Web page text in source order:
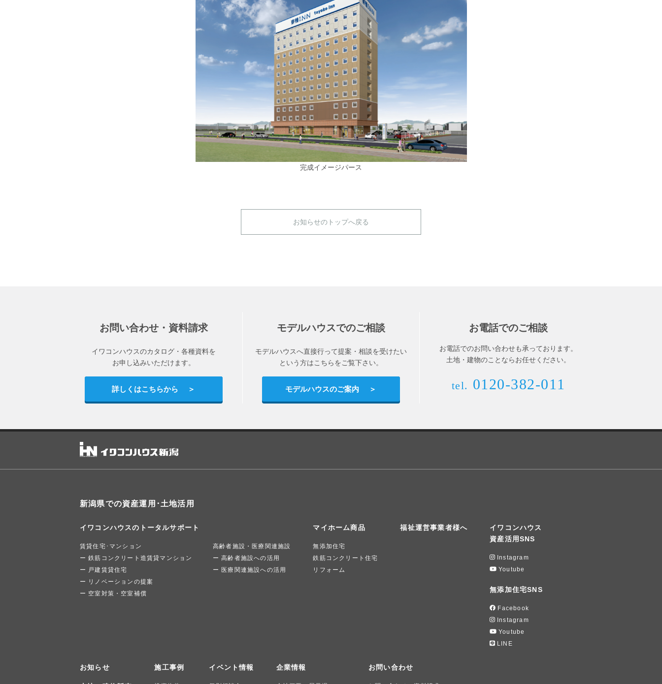
完成イメージパース
お知らせのトップへ戻る
お問い合わせ・資料請求
イワコンハウスのカタログ・各種資料を
お申し込みいただけます。
詳しくはこちらから
モデルハウスでのご相談
モデルハウスへ直接行って提案・相談を受けたい
という方はこちらをご覧下さい。
モデルハウスのご案内
お電話でのご相談
お電話でのお問い合わせも承っております。
土地・建物のことならお任せください。
tel. 0120-382-011
新潟県での資産運用･土地活用
イワコンハウスのトータルサポート
賃貸住宅･マンション
鉄筋コンクリート造賃貸マンション
戸建賃貸住宅
リノベーションの提案
空室対策・空室補償
高齢者施設・医療関連施設
高齢者施設への活用
医療関連施設への活用
マイホーム商品
無添加住宅
鉄筋コンクリート住宅
リフォーム
福祉運営事業者様へ
イワコンハウス
資産活用SNS
Instagram
Youtube
無添加住宅SNS
Facebook
Instagram
Youtube
LINE
お知らせ 施工事例 イベント情報 企業情報 お問い合わせ